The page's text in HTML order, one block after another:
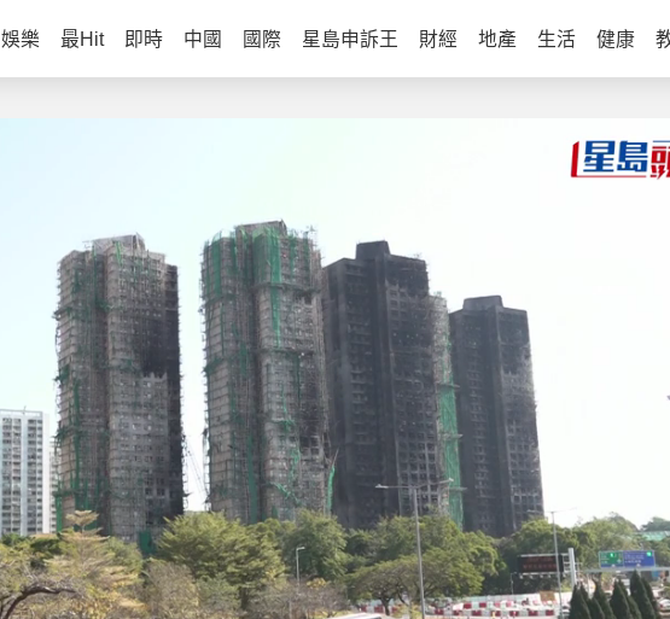
娛樂 最Hit 即時 中國 國際 星島申訴王 財經 地產 生活 健康